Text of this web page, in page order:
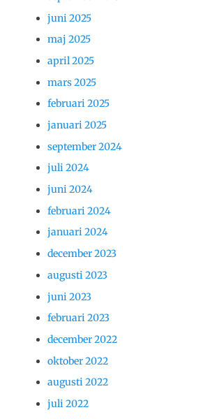
juni 2025
maj 2025
april 2025
mars 2025
februari 2025
januari 2025
september 2024
juli 2024
juni 2024
februari 2024
januari 2024
december 2023
augusti 2023
juni 2023
februari 2023
december 2022
oktober 2022
augusti 2022
juli 2022